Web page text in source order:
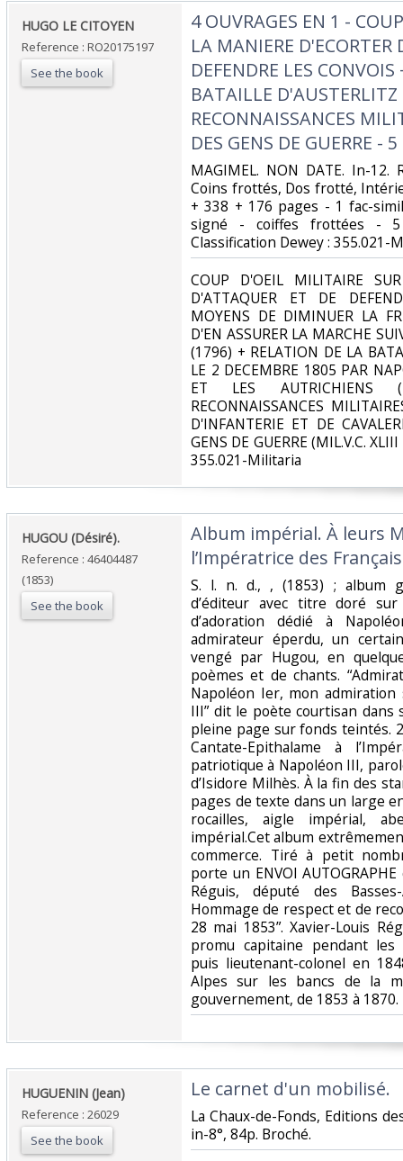
‎HUGO LE CITOYEN‎
Reference : RO20175197
See the book
‎4 OUVRAGES EN 1 -
LA MANIERE
DEFENDRE LES
BATAILLE D'AUSTERLITZ
RECONNAISSANCES
DES GENS DE GUERRE
‎MAGIMEL. NON DATE. In-12.
Coins frottés, Dos frotté,
+ 338 + 176 pages - 1 fac-
signé - coiffes frottées -
Classification Dewey : 355.021-
‎COUP D'OEIL MILITAIRE
D'ATTAQUER ET DE
MOYENS DE DIMINUER LA
D'EN ASSURER LA MARCHE
(1796) + RELATION DE LA
LE 2 DECEMBRE 1805 PAR
ET LES
RECONNAISSANCES
D'INFANTERIE ET DE
GENS DE GUERRE (MIL.V.C.
355.021-Militaria‎
‎HUGOU (Désiré).‎
Reference : 46404487
(1853)
See the book
‎Album impérial. À leurs
l’Impératrice des
‎S. l. n. d., , (1853) ; album
d’éditeur avec titre doré
d’adoration dédié à
admirateur éperdu, un
vengé par Hugou, en
poèmes et de chants.
Napoléon Ier, mon
III” dit le poète courtisan dans
pleine page sur fonds teintés.
Cantate-Epithalame à
patriotique à Napoléon III,
d’Isidore Milhès. À la fin des
pages de texte dans un large
rocailles, aigle impérial,
impérial.Cet album
commerce. Tiré à petit
porte un ENVOI
Réguis, député des
Hommage de respect et de
28 mai 1853”. Xavier-Louis
promu capitaine pendant les
puis lieutenant-colonel en
Alpes sur les bancs de la
gouvernement, de 1853 à 1870.‎
‎HUGUENIN (Jean)‎
Reference : 26029
See the book
‎Le carnet d'un mobilisé.‎
‎La Chaux-de-Fonds, Editions
in-8°, 84p. Broché.‎